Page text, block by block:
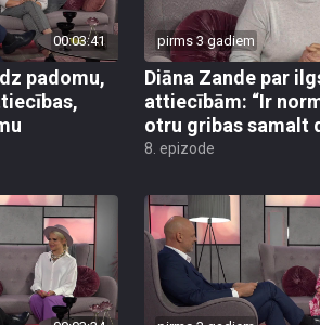
00:03:41
padomu,
pirms 3 gadiem
Diāna Zande par
attiecībām: “Ir
otru gribas samalt
8. epizode